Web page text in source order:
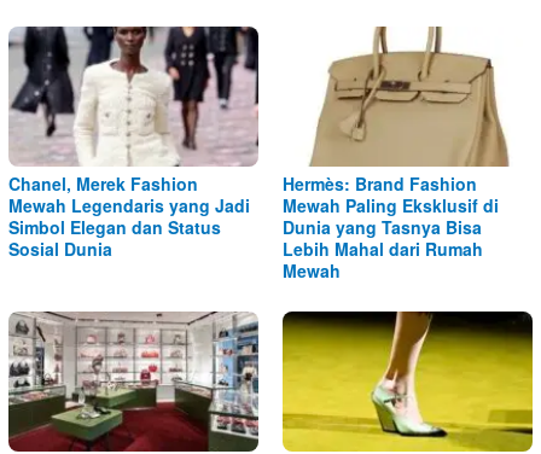
Chanel, Merek Fashion
Mewah Legendaris yang Jadi
Simbol Elegan dan Status
Sosial Dunia
Hermès: Brand Fashion
Mewah Paling Eksklusif di
Dunia yang Tasnya Bisa
Lebih Mahal dari Rumah
Mewah